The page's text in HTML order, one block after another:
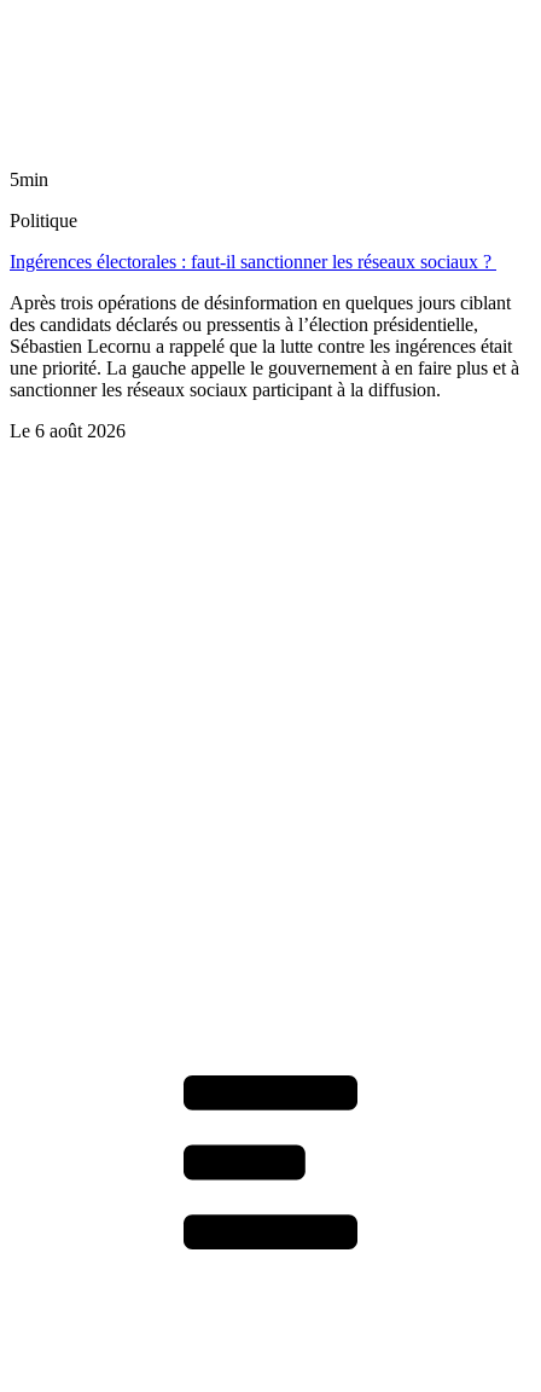
5min
Politique
Ingérences électorales : faut-il sanctionner les réseaux sociaux ?
Après trois opérations de désinformation en quelques jours ciblant
des candidats déclarés ou pressentis à l’élection présidentielle,
Sébastien Lecornu a rappelé que la lutte contre les ingérences était
une priorité. La gauche appelle le gouvernement à en faire plus et à
sanctionner les réseaux sociaux participant à la diffusion.
Le 6 août 2026